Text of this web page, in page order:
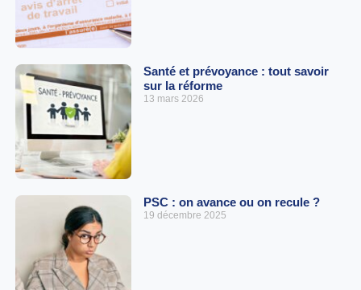
Santé et prévoyance : tout savoir
sur la réforme
13 mars 2026
PSC : on avance ou on recule ?
19 décembre 2025